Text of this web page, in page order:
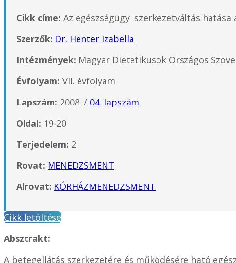
Cikk címe: Az egészségügyi szerkezetváltás
Szerzők: Dr. Henter Izabella
Intézmények: Magyar Dietetikusok Országos
Évfolyam: VII. évfolyam
Lapszám: 2008. / 04. lapszám
Oldal: 19-20
Terjedelem: 2
Rovat: MENEDZSMENT
Alrovat: KÓRHÁZMENEDZSMENT
Cikk letöltése
Absztrakt:
A betegellátás szerkezetére és működésére ható